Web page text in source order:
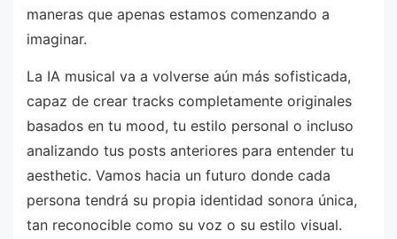
maneras que apenas estamos comenzando a
imaginar.
La IA musical va a volverse aún más sofisticada,
capaz de crear tracks completamente originales
basados en tu mood, tu estilo personal o incluso
analizando tus posts anteriores para entender tu
aesthetic. Vamos hacia un futuro donde cada
persona tendrá su propia identidad sonora única,
tan reconocible como su voz o su estilo visual.